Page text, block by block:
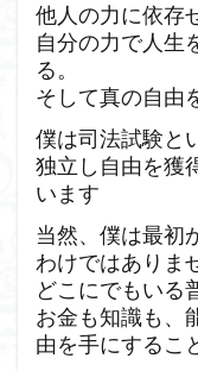
他人の力に依存
自分の力で人生
る。
そして真の自由
僕は司法試験と
独立し自由を獲
います
当然、僕は最初
わけではありま
どこにでもいる
お金も知識も、
由を手にするこ